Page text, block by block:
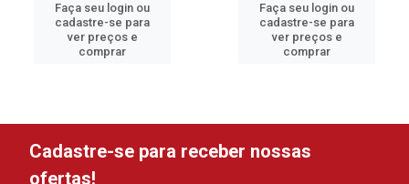
Faça seu login ou
cadastre-se para
ver preços e
comprar
Faça seu login ou
cadastre-se para
ver preços e
comprar
Cadastre-se para receber nossas
ofertas!